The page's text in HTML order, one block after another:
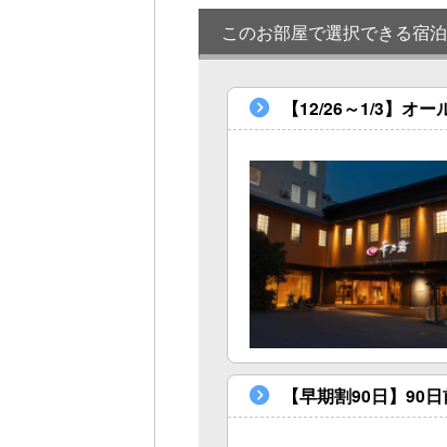
このお部屋で選択できる宿
【12/26～1/3】オ
【早期割90日】90